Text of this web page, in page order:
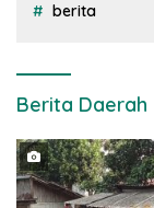
berita
Berita Daerah